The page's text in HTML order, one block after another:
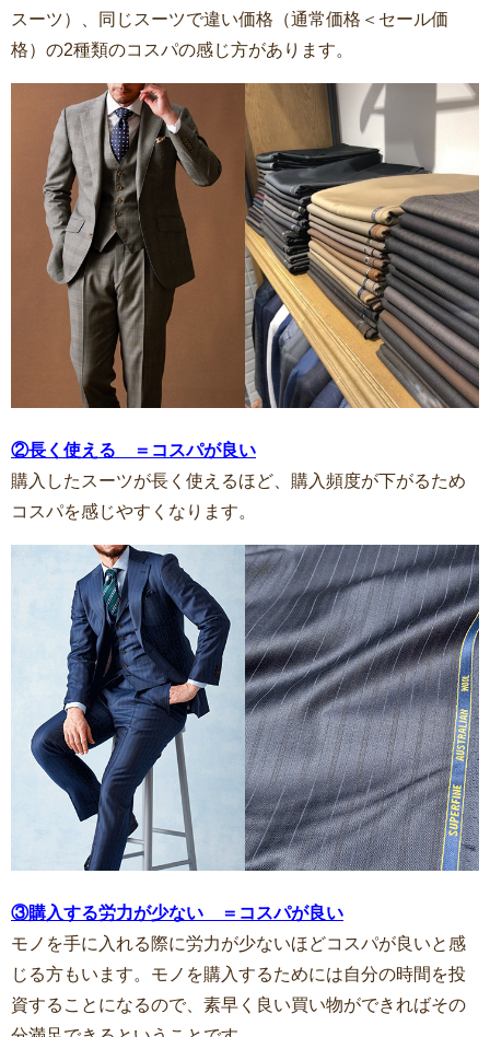
スーツ）、同じスーツで違い価格（通常価格＜セール価
格）の2種類のコスパの感じ方があります。
②長く使える ＝コスパが良い
購入したスーツが長く使えるほど、購入頻度が下がるため
コスパを感じやすくなります。
③購入する労力が少ない ＝コスパが良い
モノを手に入れる際に労力が少ないほどコスパが良いと感
じる方もいます。モノを購入するためには自分の時間を投
資することになるので、素早く良い買い物ができればその